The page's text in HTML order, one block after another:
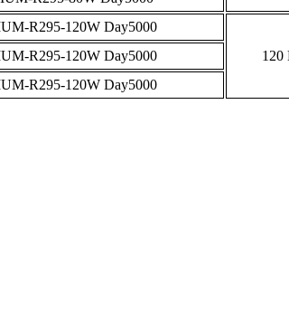
R295-120W Day5000
120
R295-120W Day5000
R295-120W Day5000